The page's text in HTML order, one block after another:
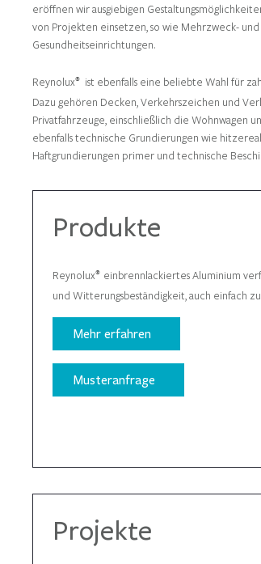
eröffnen wir ausgiebigen
von Projekten einsetzen, so wie Mehrzweck-
Gesundheitseinrichtungen.
Reynolux® ist ebenfalls eine beliebte Wahl für
Dazu gehören Decken, Verkehrszeichen und
Privatfahrzeuge, einschließlich die Wohnwagen
ebenfalls technische Grundierungen wie
Haftgrundierungen primer und technische
Produkte
Reynolux® einbrennlackiertes Aluminium
und Witterungsbeständigkeit, auch einfach
Mehr erfahren
Musteranfrage
Projekte